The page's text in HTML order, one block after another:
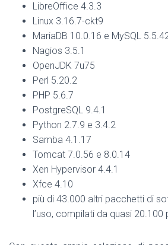
LibreOffice 4.3.3
Linux 3.16.7-ckt9
MariaDB 10.0.16 e MySQL
Nagios 3.5.1
OpenJDK 7u75
Perl 5.20.2
PHP 5.6.7
PostgreSQL 9.4.1
Python 2.7.9 e 3.4.2
Samba 4.1.17
Tomcat 7.0.56 e 8.0.14
Xen Hypervisor 4.4.1
Xfce 4.10
più di 43.000 altri pacchetti di
l’uso, compilati da quasi